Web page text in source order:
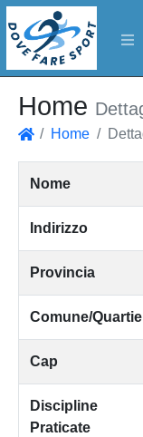
Home
Home
Nome
Indirizzo
Provincia
Comune/
Cap
Discipline
Praticate